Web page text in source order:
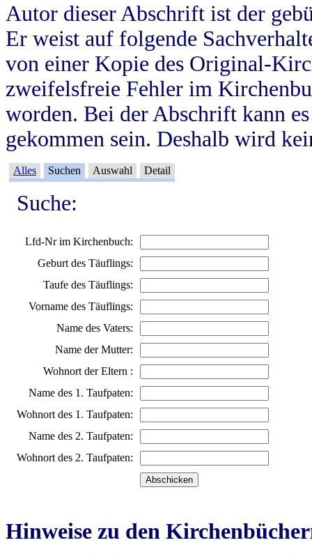
Autor dieser Abschrift ist der
Er weist auf folgende
von einer Kopie des Original-
zweifelsfreie Fehler im
worden. Bei der Abschrift kann
gekommen sein. Deshalb wird
Alles Suchen Auswahl Detail
Suche:
Lfd-Nr im Kirchenbuch:
Geburt des Täuflings:
Taufe des Täuflings:
Vorname des Täuflings:
Name des Vaters:
Name der Mutter:
Wohnort der Eltern :
Name des 1. Taufpaten:
Wohnort des 1. Taufpaten:
Name des 2. Taufpaten:
Wohnort des 2. Taufpaten:
Hinweise zu den